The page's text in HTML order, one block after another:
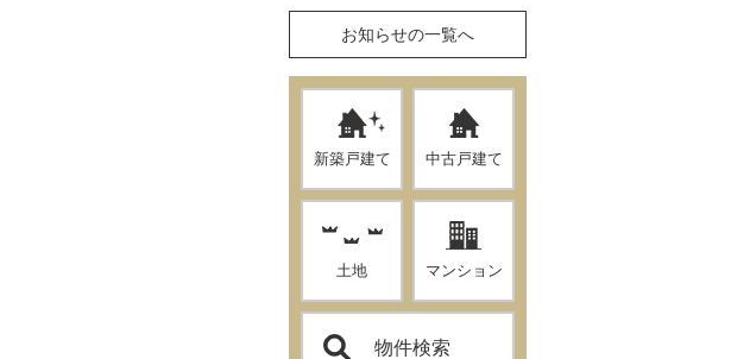
お知らせの一覧へ
新築戸建て 中古戸建て
土地 マンション
物件検索